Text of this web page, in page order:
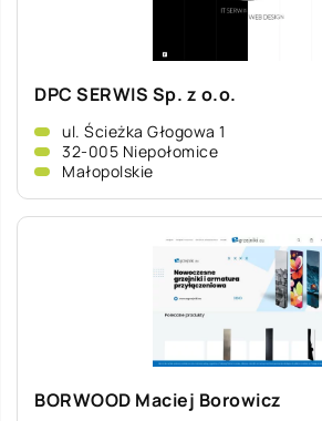
DPC SERWIS Sp. z o.o.
ul. Ścieżka Głogowa 1
32-005 Niepołomice
Małopolskie
BORWOOD Maciej Borowicz